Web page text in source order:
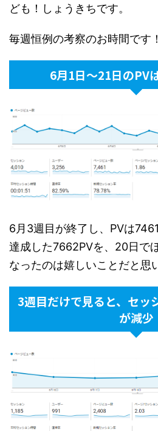
ども！しょうきちです。
毎週恒例の考察のお時間です！
6月1日～21日のPV
6月3週目が終了し、PVは
達成した7662PVを、20日で
なったのは嬉しいことだと思
3週目だけで見ると、セッ
が減少